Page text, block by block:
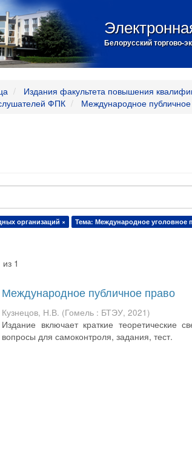
Белорусский торгово-
Издания факультета повышения
ФПК
Международное
организаций × Тема: Международное уголовное
1
Международное публичное право
Кузнецов, Н.В. (Гомель : БТЭУ,2021)
Издание включает краткие теоретические
вопросы для самоконтроля, задания, тест.